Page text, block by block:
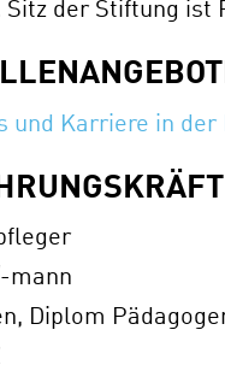
der Stiftung
und Karriere in
mann
Diplom